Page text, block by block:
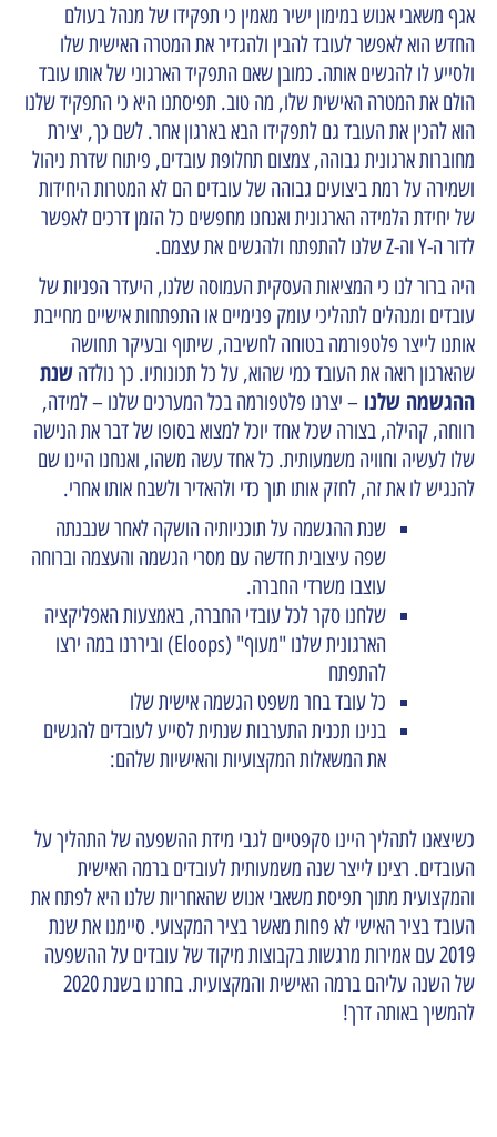
אגף משאבי אנוש במימון ישיר מאמין כי תפקידו של מנהל בעולם
החדש הוא לאפשר לעובד להבין ולהגדיר את המטרה האישית שלו
ולסייע לו להגשים אותה. כמובן שאם התפקיד הארגוני של אותו עובד
הולם את המטרה האישית שלו, מה טוב. תפיסתנו היא כי התפקיד שלנו
הוא להכין את העובד גם לתפקידו הבא בארגון אחר. לשם כך, יצירת
מחוברות ארגונית גבוהה, צמצום תחלופת עובדים, פיתוח שדרת ניהול
ושמירה על רמת ביצועים גבוהה של עובדים הם לא המטרות היחידות
של יחידת הלמידה הארגונית ואנחנו מחפשים כל הזמן דרכים לאפשר
לדור ה-Y וה-Z שלנו להתפתח ולהגשים את עצמם.
היה ברור לנו כי המציאות העסקית העמוסה שלנו, היעדר הפניות של
עובדים ומנהלים לתהליכי עומק פנימיים או התפתחות אישיים מחייבת
אותנו לייצר פלטפורמה בטוחה לחשיבה, שיתוף ובעיקר תחושה
שהארגון רואה את העובד כמי שהוא, על כל תכונותיו. כך נולדה שנת
ההגשמה שלנו – יצרנו פלטפורמה בכל המערכים שלנו – למידה,
רווחה, קהילה, בצורה שכל אחד יוכל למצוא בסופו של דבר את הנישה
שלו לעשיה וחוויה משמעותית. כל אחד עשה משהו, ואנחנו היינו שם
להנגיש לו את זה, לחזק אותו תוך כדי ולהאדיר ולשבח אותו אחרי.
שנת ההגשמה על תוכניותיה הושקה לאחר שנבנתה
שפה עיצובית חדשה עם מסרי הגשמה והעצמה וברוחה
עוצבו משרדי החברה.
שלחנו סקר לכל עובדי החברה, באמצעות האפליקציה
הארגונית שלנו "מעוף" (Eloops) וביררנו במה ירצו
להתפתח
כל עובד בחר משפט הגשמה אישית שלו
בנינו תכנית התערבות שנתית לסייע לעובדים להגשים
את המשאלות המקצועיות והאישיות שלהם:
כשיצאנו לתהליך היינו סקפטיים לגבי מידת ההשפעה של התהליך על
העובדים. רצינו לייצר שנה משמעותית לעובדים ברמה האישית
והמקצועית מתוך תפיסת משאבי אנוש שהאחריות שלנו היא לפתח את
העובד בציר האישי לא פחות מאשר בציר המקצועי. סיימנו את שנת
2019 עם אמירות מרגשות בקבוצות מיקוד של עובדים על ההשפעה
של השנה עליהם ברמה האישית והמקצועית. בחרנו בשנת 2020
להמשיך באותה דרך!